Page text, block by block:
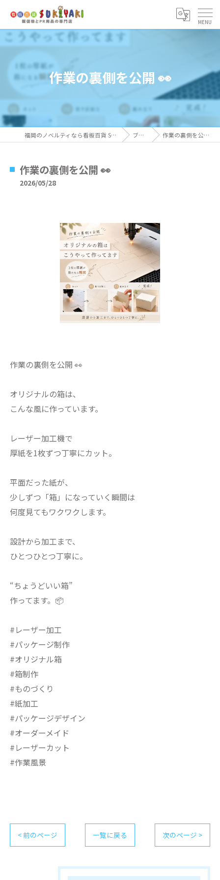
作業の裏側を公開 👀
福岡のノベルティなら看板百貨 SUKIYAKI ブログ 作業の裏側を公開 👀
作業の裏側を公開 👀
2026/05/28
作業の裏側を公開 👀
オリジナルの箱は、
こんな風に作っています。
レーザー加工機で
厚紙を1枚ずつ丁寧にカット。
平面だった紙が、
少しずつ「箱」になっていく瞬間は
何度見てもワクワクします。
設計から加工まで、
ひとつひとつ丁寧に。
“ちょうどいい箱”
作ってます。📦
#レーザー加工
#パッケージ制作
#オリジナル箱
#箱制作
#ものづくり
#紙加工
#パッケージデザイン
#オーダーメイド
#レーザーカット
#作業風景
< 前のページ 一覧に戻る 次のページ >